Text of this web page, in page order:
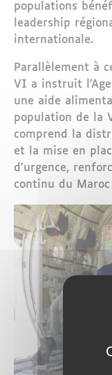
populations
leadership
internationale.
Parallèlement à
VI a instruit
une aide
population de la
comprend la
et la mise en
d'urgence,
continu du